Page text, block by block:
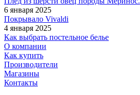
6 января 2025
Покрывалo Vivaldi
4 января 2025
Как выбрать постельное белье
О компании
Как купить
Производители
Магазины
Контакты